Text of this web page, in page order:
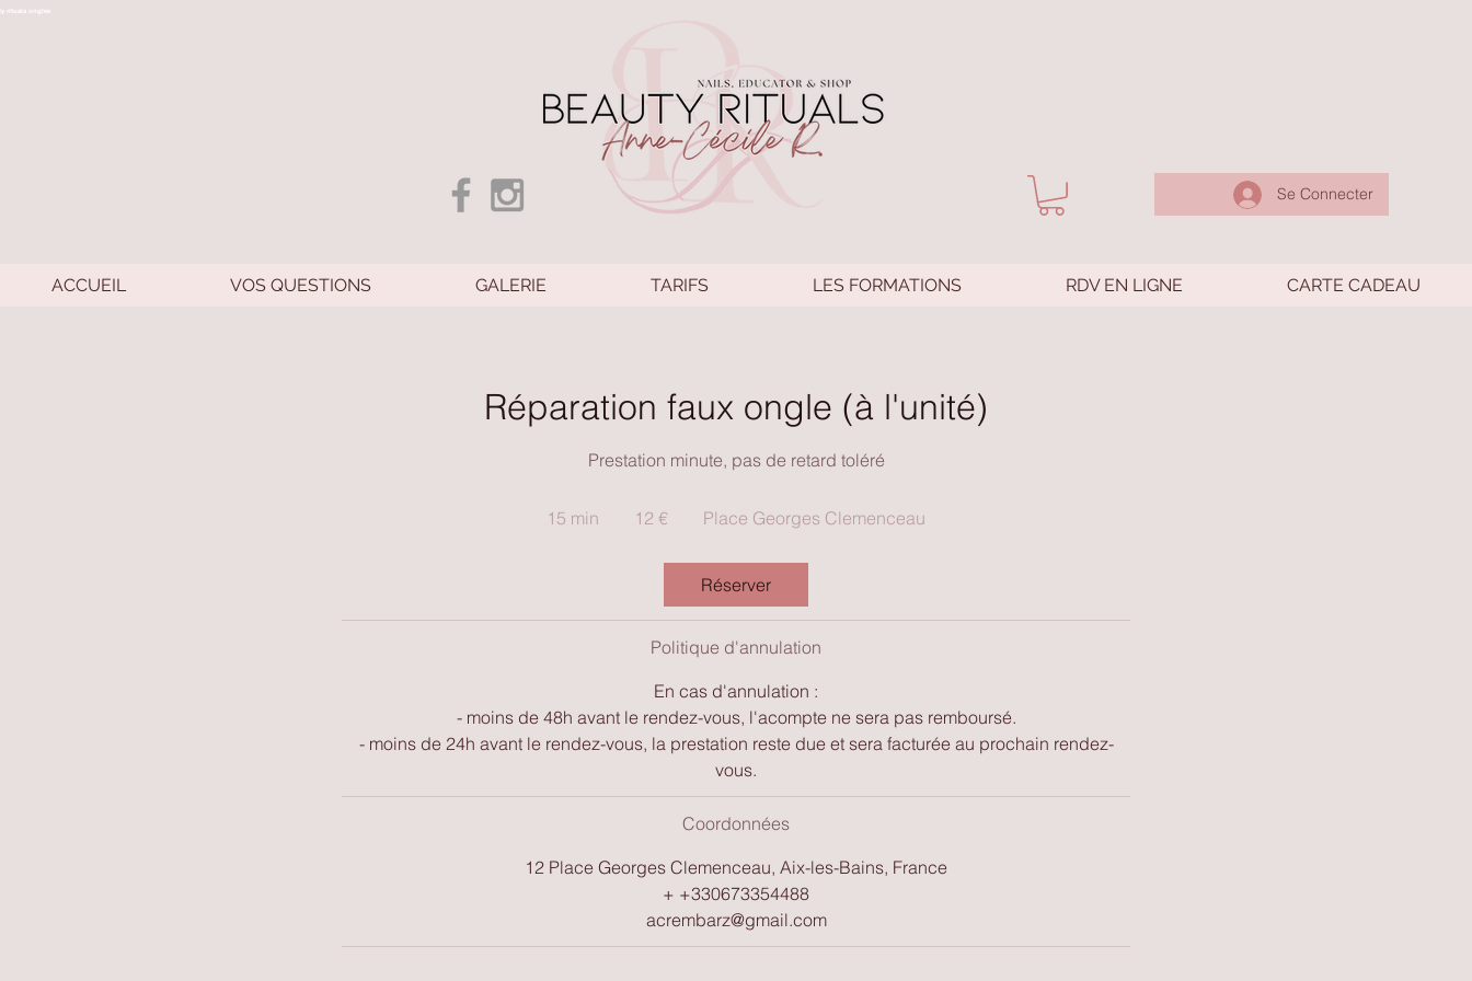
rituals ongles
Se Connecter
ACCUEIL VOS QUESTIONS GALERIE TARIFS LES FORMATIONS RDV EN LIGNE CARTE CADEAU
Réparation faux ongle (à l'unité)
Prestation minute, pas de retard toléré
15 min
n
12 € Place Georges Clemenceau
Réserver
Politique d'annulation
En cas d'annulation :
- moins de 48h avant le rendez-vous, l'acompte ne sera pas remboursé.
- moins de 24h avant le rendez-vous, la prestation reste due et sera facturée au prochain rendez-
Coordonnées
12 Place Georges Clemenceau, Aix-les-Bains, France
+ +330673354488
acrembarz@gmail.com